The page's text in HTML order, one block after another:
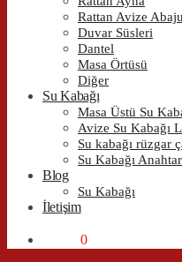
Rattan Avize
Duvar Süsleri
Dantel
Masa Örtüsü
Diğer
Su Kabağı
Masa Üstü Su
Avize Su Kabağı
Su kabağı rüzgar
Su Kabağı
Blog
Su Kabağı
İletişim
0